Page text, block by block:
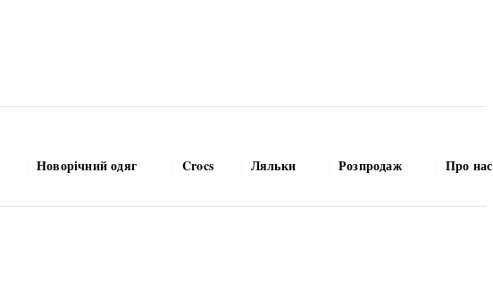
Новорічний одяг Crocs Ляльки Розпродаж Про нас